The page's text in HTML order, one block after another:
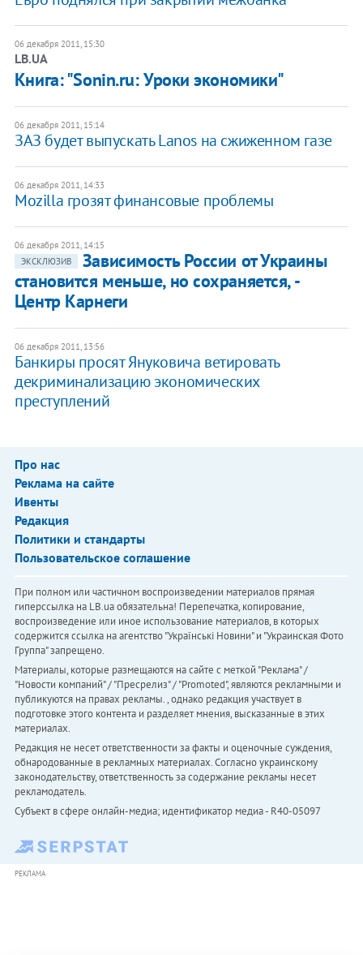
06 декабря 2011, 15:30
LB.UA
Книга: "Sonin.ru: Уроки экономики"
06 декабря 2011, 15:14
ЗАЗ будет выпускать Lanos на сжиженном газе
06 декабря 2011, 14:33
Mozilla грозят финансовые проблемы
06 декабря 2011, 14:15
ЭКСКЛЮЗИВ
Зависимость России от Украины
становится меньше, но сохраняется, -
Центр Карнеги
06 декабря 2011, 13:56
Банкиры просят Януковича ветировать
декриминализацию экономических
преступлений
Про нас
Реклама на сайте
Ивенты
Редакция
Политики и стандарты
Пользовательское соглашение
При полном или частичном воспроизведении материалов прямая
гиперссылка на LB.ua обязательна! Перепечатка, копирование,
воспроизведение или иное использование материалов, в которых
содержится ссылка на агентство "Українськi Новини" и "Украинская Фото
Группа" запрещено.
Материалы, которые размещаются на сайте с меткой "Реклама" /
"Новости компаний" / "Пресрелиз" / "Promoted", являются рекламными и
публикуются на правах рекламы. , однако редакция участвует в
подготовке этого контента и разделяет мнения, высказанные в этих
материалах.
Редакция не несет ответственности за факты и оценочные суждения,
обнародованные в рекламных материалах. Согласно украинскому
законодательству, ответственность за содержание рекламы несет
рекламодатель.
Субъект в сфере онлайн-медиа; идентификатор медиа - R40-05097
РЕКЛАМА